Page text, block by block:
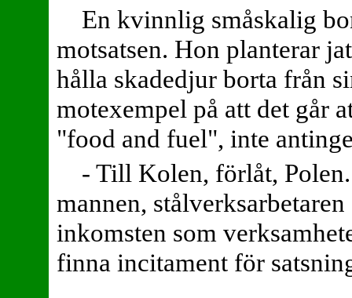
En kvinnlig småskalig
motsatsen. Hon planterar
hålla skadedjur borta från
motexempel på att det går
"food and fuel", inte
- Till Kolen, förlåt,
mannen,
inkomsten som
finna incitament för